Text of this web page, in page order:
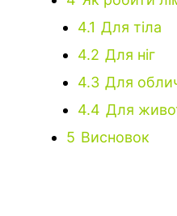
4.1 Для тіла
4.2 Для ніг
4.3 Для
4.4 Для
5 Висновок